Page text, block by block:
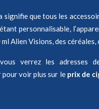
signifie que tous les
personnalisable,
Alien Visions, des
verrez les adresses
pour voir plus sur le prix de